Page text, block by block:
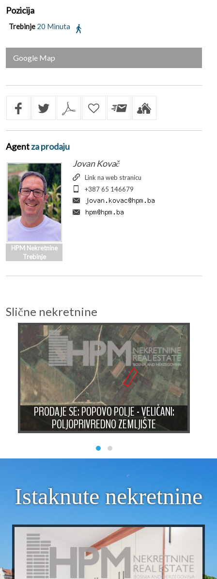
Pozicija
Trebinje 20 Minuta
Google Map
Agentza prodaju
HPM Nekretnine
Trebinje
Jovan Kovač
Link na web stranicu
+387 65 146679
Slične nekretnine
PRODAJE SE: POPOVO POLJE - VELIČANI:
POLJOPRIVREDNO ZEMLJIŠTE
Istaknute nekretnine